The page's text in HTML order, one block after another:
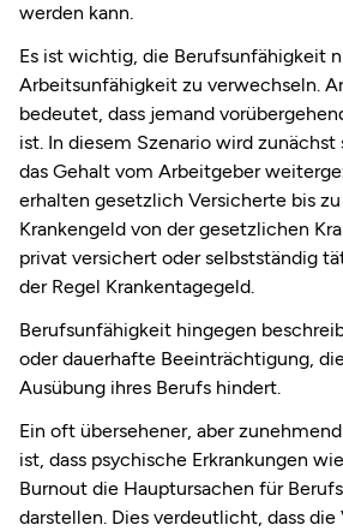
werden kann.
Es ist wichtig, die Berufsunfähigkeit
Arbeitsunfähigkeit zu verwechseln.
bedeutet, dass jemand
ist. In diesem Szenario wird zunächst
das Gehalt vom Arbeitgeber
erhalten gesetzlich Versicherte bis
Krankengeld von der gesetzlichen
privat versichert oder selbstständig
der Regel Krankentagegeld.
Berufsunfähigkeit hingegen
oder dauerhafte Beeinträchtigung,
Ausübung ihres Berufs hindert.
Ein oft übersehener, aber
ist, dass psychische Erkrankungen
Burnout die Hauptursachen für
darstellen. Dies verdeutlicht, dass die